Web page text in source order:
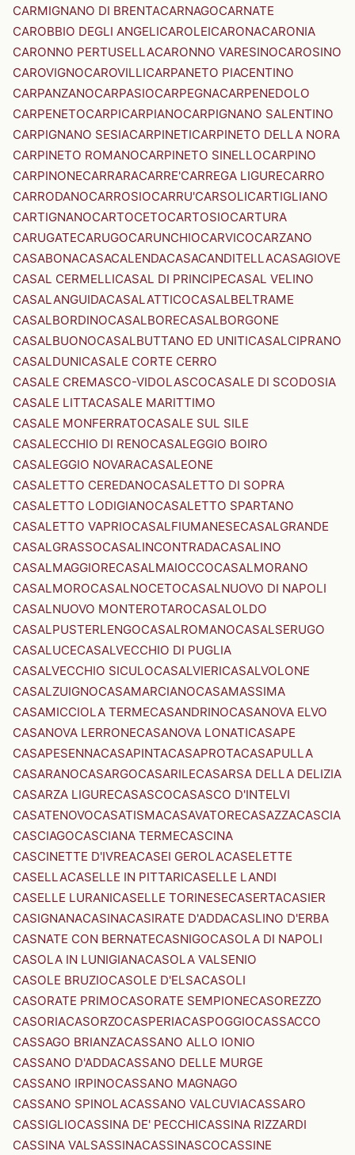
CARMIGNANO DI BRENTACARNAGOCARNATE
CAROBBIO DEGLI ANGELICAROLEICARONACARONIA
CARONNO PERTUSELLACARONNO VARESINOCAROSINO
CAROVIGNOCAROVILLICARPANETO PIACENTINO
CARPANZANOCARPASIOCARPEGNACARPENEDOLO
CARPENETOCARPICARPIANOCARPIGNANO SALENTINO
CARPIGNANO SESIACARPINETICARPINETO DELLA NORA
CARPINETO ROMANOCARPINETO SINELLOCARPINO
CARPINONECARRARACARRE'CARREGA LIGURECARRO
CARRODANOCARROSIOCARRU'CARSOLICARTIGLIANO
CARTIGNANOCARTOCETOCARTOSIOCARTURA
CARUGATECARUGOCARUNCHIOCARVICOCARZANO
CASABONACASACALENDACASACANDITELLACASAGIOVE
CASAL CERMELLICASAL DI PRINCIPECASAL VELINO
CASALANGUIDACASALATTICOCASALBELTRAME
CASALBORDINOCASALBORECASALBORGONE
CASALBUONOCASALBUTTANO ED UNITICASALCIPRANO
CASALDUNICASALE CORTE CERRO
CASALE CREMASCO-VIDOLASCOCASALE DI SCODOSIA
CASALE LITTACASALE MARITTIMO
CASALE MONFERRATOCASALE SUL SILE
CASALECCHIO DI RENOCASALEGGIO BOIRO
CASALEGGIO NOVARACASALEONE
CASALETTO CEREDANOCASALETTO DI SOPRA
CASALETTO LODIGIANOCASALETTO SPARTANO
CASALETTO VAPRIOCASALFIUMANESECASALGRANDE
CASALGRASSOCASALINCONTRADACASALINO
CASALMAGGIORECASALMAIOCCOCASALMORANO
CASALMOROCASALNOCETOCASALNUOVO DI NAPOLI
CASALNUOVO MONTEROTAROCASALOLDO
CASALPUSTERLENGOCASALROMANOCASALSERUGO
CASALUCECASALVECCHIO DI PUGLIA
CASALVECCHIO SICULOCASALVIERICASALVOLONE
CASALZUIGNOCASAMARCIANOCASAMASSIMA
CASAMICCIOLA TERMECASANDRINOCASANOVA ELVO
CASANOVA LERRONECASANOVA LONATICASAPE
CASAPESENNACASAPINTACASAPROTACASAPULLA
CASARANOCASARGOCASARILECASARSA DELLA DELIZIA
CASARZA LIGURECASASCOCASASCO D'INTELVI
CASATENOVOCASATISMACASAVATORECASAZZACASCIA
CASCIAGOCASCIANA TERMECASCINA
CASCINETTE D'IVREACASEI GEROLACASELETTE
CASELLACASELLE IN PITTARICASELLE LANDI
CASELLE LURANICASELLE TORINESECASERTACASIER
CASIGNANACASINACASIRATE D'ADDACASLINO D'ERBA
CASNATE CON BERNATECASNIGOCASOLA DI NAPOLI
CASOLA IN LUNIGIANACASOLA VALSENIO
CASOLE BRUZIOCASOLE D'ELSACASOLI
CASORATE PRIMOCASORATE SEMPIONECASOREZZO
CASORIACASORZOCASPERIACASPOGGIOCASSACCO
CASSAGO BRIANZACASSANO ALLO IONIO
CASSANO D'ADDACASSANO DELLE MURGE
CASSANO IRPINOCASSANO MAGNAGO
CASSANO SPINOLACASSANO VALCUVIACASSARO
CASSIGLIOCASSINA DE' PECCHICASSINA RIZZARDI
CASSINA VALSASSINACASSINASCOCASSINE